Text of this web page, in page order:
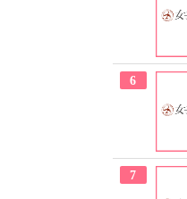
6
7